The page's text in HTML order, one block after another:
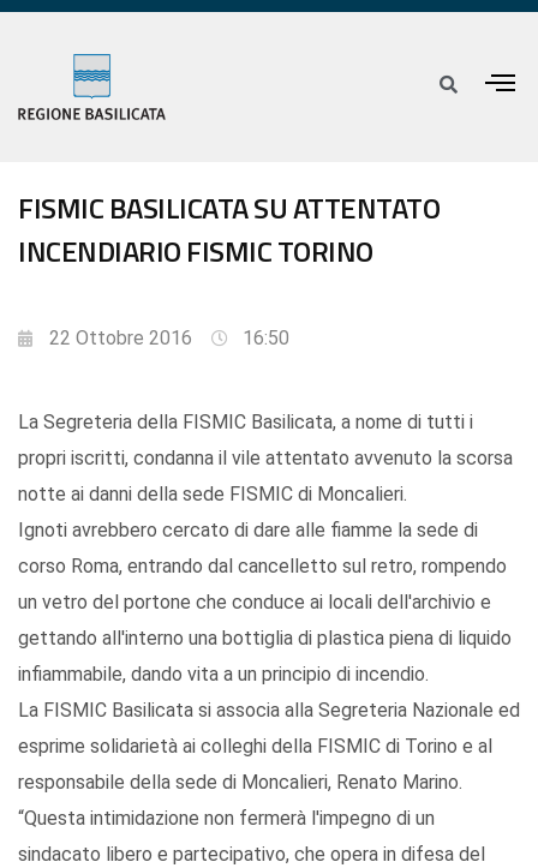
FISMIC BASILICATA SU ATTENTATO
INCENDIARIO FISMIC TORINO
22 Ottobre 2016 16:50
La Segreteria della FISMIC Basilicata, a nome di tutti i
propri iscritti, condanna il vile attentato avvenuto la scorsa
notte ai danni della sede FISMIC di Moncalieri.
Ignoti avrebbero cercato di dare alle fiamme la sede di
corso Roma, entrando dal cancelletto sul retro, rompendo
un vetro del portone che conduce ai locali dell'archivio e
gettando all'interno una bottiglia di plastica piena di liquido
infiammabile, dando vita a un principio di incendio.
La FISMIC Basilicata si associa alla Segreteria Nazionale ed
esprime solidarietà ai colleghi della FISMIC di Torino e al
responsabile della sede di Moncalieri, Renato Marino.
“Questa intimidazione non fermerà l'impegno di un
sindacato libero e partecipativo, che opera in difesa del